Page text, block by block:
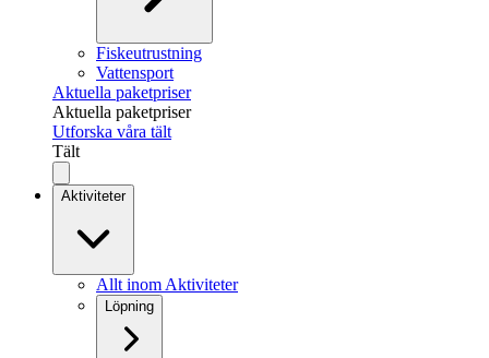
Fiskeutrustning
Vattensport
Aktuella paketpriser
Aktuella paketpriser
Utforska våra tält
Tält
Aktiviteter
Allt inom Aktiviteter
Löpning